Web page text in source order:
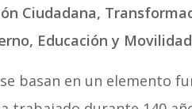
Ciudadana,
Educación y
basan en un elemento